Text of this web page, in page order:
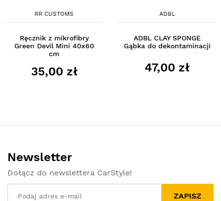
RR CUSTOMS
Ręcznik z mikrofibry
Green Devil Mini 40x60
cm
35,00 zł
ADBL
ADBL CLAY SPONGE
Gąbka do dekontaminacji
47,00 zł
Newsletter
Dołącz do newslettera CarStyle!
ZAPISZ